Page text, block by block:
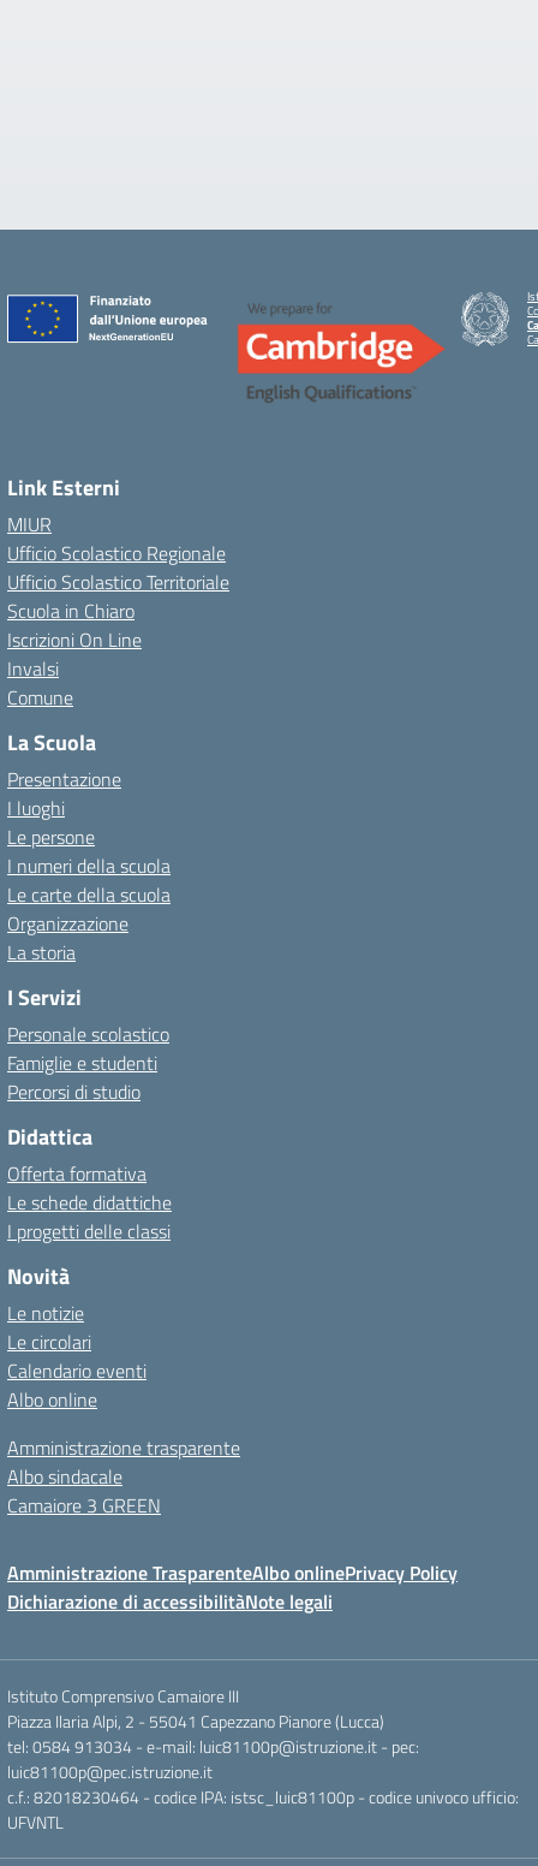
Link Esterni
MIUR
Ufficio Scolastico Regionale
Ufficio Scolastico Territoriale
Scuola in Chiaro
Iscrizioni On Line
Invalsi
Comune
La Scuola
Presentazione
I luoghi
Le persone
I numeri della scuola
Le carte della scuola
Organizzazione
La storia
I Servizi
Personale scolastico
Famiglie e studenti
Percorsi di studio
Didattica
Offerta formativa
Le schede didattiche
I progetti delle classi
Novità
Le notizie
Le circolari
Calendario eventi
Albo online
Amministrazione trasparente
Albo sindacale
Camaiore 3 GREEN
Amministrazione TrasparenteAlbo onlinePrivacy Policy
Dichiarazione di accessibilitàNote legali
Istituto Comprensivo Camaiore III
Piazza Ilaria Alpi, 2 - 55041 Capezzano Pianore (Lucca)
tel: 0584 913034 - e-mail: luic81100p@istruzione.it - pec:
luic81100p@pec.istruzione.it
c.f.: 82018230464 - codice IPA: istsc_luic81100p - codice univoco ufficio:
UFVNTL